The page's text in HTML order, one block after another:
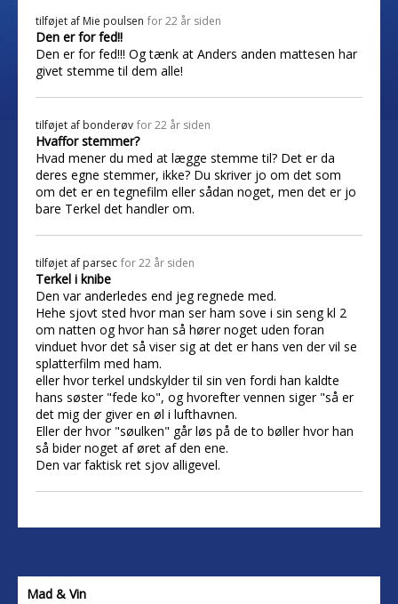
tilføjet af Mie poulsen for 22 år siden
Den er for fed!!
Den er for fed!!! Og tænk at Anders anden mattesen har
givet stemme til dem alle!
tilføjet af bonderøv for 22 år siden
Hvaffor stemmer?
Hvad mener du med at lægge stemme til? Det er da
deres egne stemmer, ikke? Du skriver jo om det som
om det er en tegnefilm eller sådan noget, men det er jo
bare Terkel det handler om.
tilføjet af parsec for 22 år siden
Terkel i knibe
Den var anderledes end jeg regnede med.
Hehe sjovt sted hvor man ser ham sove i sin seng kl 2
om natten og hvor han så hører noget uden foran
vinduet hvor det så viser sig at det er hans ven der vil se
splatterfilm med ham.
eller hvor terkel undskylder til sin ven fordi han kaldte
hans søster "fede ko", og hvorefter vennen siger "så er
det mig der giver en øl i lufthavnen.
Eller der hvor "søulken" går løs på de to bøller hvor han
så bider noget af øret af den ene.
Den var faktisk ret sjov alligevel.
Mad & Vin